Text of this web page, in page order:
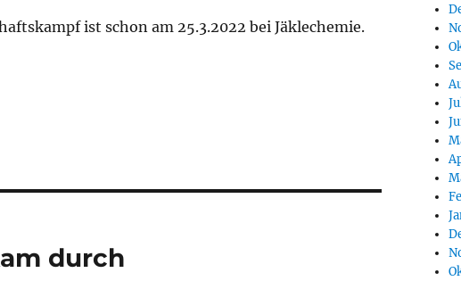
ist schon am 25.3.2022 bei Jäklechemie.
durch